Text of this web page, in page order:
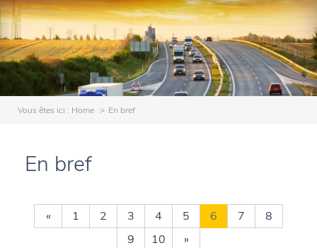
Vous êtes ici : Home En bref
En bref
« 1 2 3 4 5 6 7
8
9
10 »